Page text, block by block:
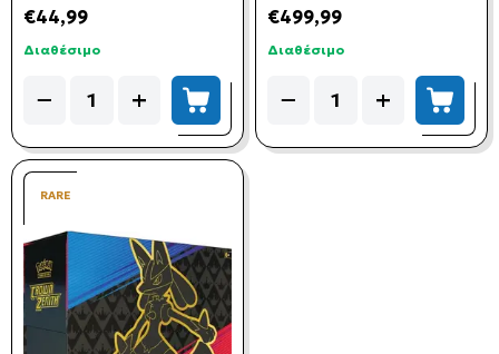
€44,99
Διαθέσιμο
−
Quantity + add to cart
€499,99
Διαθέσιμο
−
Quantity + add
RARE